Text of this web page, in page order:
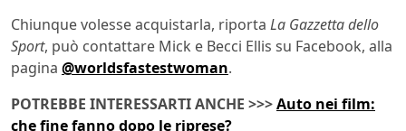
Chiunque volesse acquistarla, riporta La Gazzetta dello
Sport, può contattare Mick e Becci Ellis su Facebook, alla
pagina @worldsfastestwoman.
POTREBBE INTERESSARTI ANCHE >>>Auto nei film:
che fine fanno dopo le riprese?